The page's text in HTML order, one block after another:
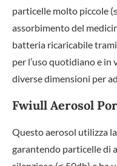
particelle molto piccole
assorbimento del
batteria ricaricabile
per l’uso quotidiano e in
diverse dimensioni per
Fwiull Aerosol
Questo aerosol utilizza
garantendo particelle di